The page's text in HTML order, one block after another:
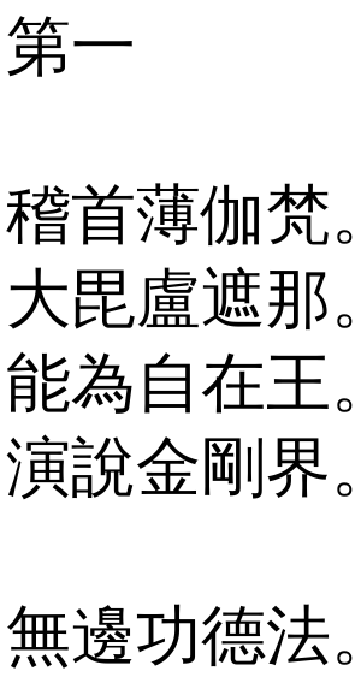
第一
稽首薄伽梵。
大毘盧遮那。
能為自在王。
演說金剛界。
無邊功德法。